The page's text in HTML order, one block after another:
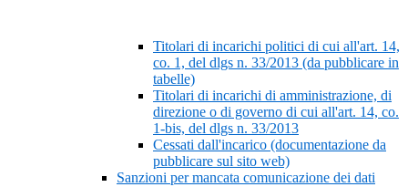
Titolari di incarichi politici di cui all'art. 14,
co. 1, del dlgs n. 33/2013 (da pubblicare in
tabelle)
Titolari di incarichi di amministrazione, di
direzione o di governo di cui all'art. 14, co.
1-bis, del dlgs n. 33/2013
Cessati dall'incarico (documentazione da
pubblicare sul sito web)
Sanzioni per mancata comunicazione dei dati